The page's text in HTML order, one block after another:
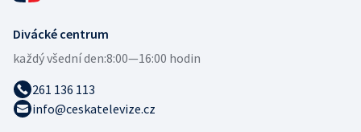
Divácké centrum
každý všední den:8:00—16:00 hodin
261 136 113
info@ceskatelevize.cz